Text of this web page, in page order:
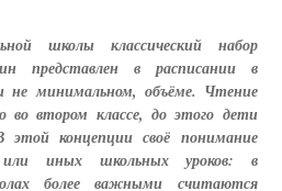
школы классический набор
представлен в расписании в
не минимальном, объёме. Чтение
во втором классе, до этого дети
этой концепции своё понимание
иных школьных уроков: в
более важными считаются